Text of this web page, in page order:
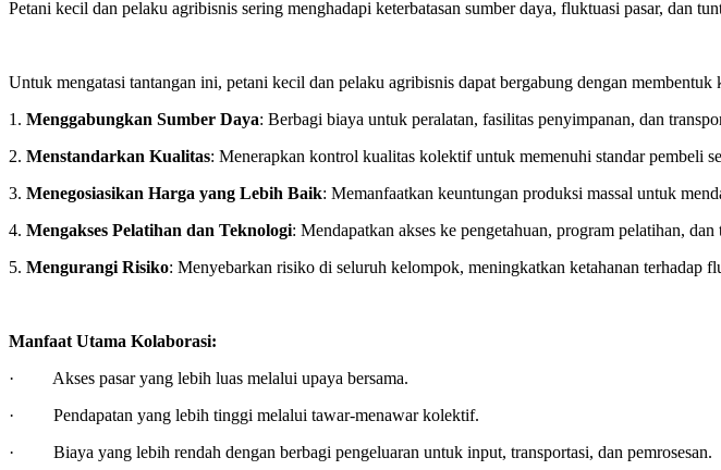
Petani kecil dan pelaku agribisnis sering menghadapi keterbatasan sumber daya, fluktuasi pasar, dan
Untuk mengatasi tantangan ini, petani kecil dan pelaku agribisnis dapat bergabung dengan
1. Menggabungkan Sumber Daya: Berbagi biaya untuk peralatan, fasilitas penyimpanan, dan
2. Menstandarkan Kualitas: Menerapkan kontrol kualitas kolektif untuk memenuhi standar pembeli
3. Menegosiasikan Harga yang Lebih Baik: Memanfaatkan keuntungan produksi massal untuk
4. Mengakses Pelatihan dan Teknologi: Mendapatkan akses ke pengetahuan, program pelatihan,
5. Mengurangi Risiko: Menyebarkan risiko di seluruh kelompok, meningkatkan ketahanan terhadap
Manfaat Utama Kolaborasi:
· Akses pasar yang lebih luas melalui upaya bersama.
· Pendapatan yang lebih tinggi melalui tawar-menawar kolektif.
· Biaya yang lebih rendah dengan berbagi pengeluaran untuk input, transportasi, dan pemrosesan.